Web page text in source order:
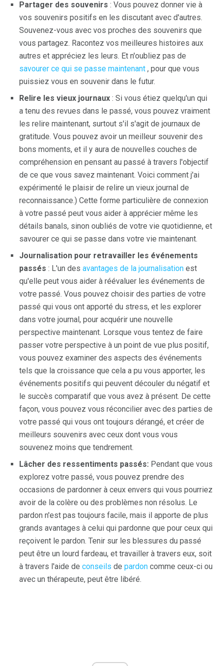
Partager des souvenirs : Vous pouvez donner vie à
vos souvenirs positifs en les discutant avec d'autres.
Souvenez-vous avec vos proches des souvenirs que
vous partagez. Racontez vos meilleures histoires aux
autres et appréciez les leurs. Et n'oubliez pas de
savourer ce qui se passe maintenant , pour que vous
puissiez vous en souvenir dans le futur.
Relire les vieux journaux : Si vous étiez quelqu'un qui
a tenu des revues dans le passé, vous pouvez vraiment
les relire maintenant, surtout s'il s'agit de journaux de
gratitude. Vous pouvez avoir un meilleur souvenir des
bons moments, et il y aura de nouvelles couches de
compréhension en pensant au passé à travers l'objectif
de ce que vous savez maintenant. Voici comment j'ai
expérimenté le plaisir de relire un vieux journal de
reconnaissance.) Cette forme particulière de connexion
à votre passé peut vous aider à apprécier même les
détails banals, sinon oubliés de votre vie quotidienne, et
savourer ce qui se passe dans votre vie maintenant.
Journalisation pour retravailler les événements
passés : L'un des avantages de la journalisation est
qu'elle peut vous aider à réévaluer les événements de
votre passé. Vous pouvez choisir des parties de votre
passé qui vous ont apporté du stress, et les explorer
dans votre journal, pour acquérir une nouvelle
perspective maintenant. Lorsque vous tentez de faire
passer votre perspective à un point de vue plus positif,
vous pouvez examiner des aspects des événements
tels que la croissance que cela a pu vous apporter, les
événements positifs qui peuvent découler du négatif et
le succès comparatif que vous avez à présent. De cette
façon, vous pouvez vous réconcilier avec des parties de
votre passé qui vous ont toujours dérangé, et créer de
meilleurs souvenirs avec ceux dont vous vous
souvenez moins que tendrement.
Lâcher des ressentiments passés: Pendant que vous
explorez votre passé, vous pouvez prendre des
occasions de pardonner à ceux envers qui vous pourriez
avoir de la colère ou des problèmes non résolus. Le
pardon n'est pas toujours facile, mais il apporte de plus
grands avantages à celui qui pardonne que pour ceux qui
reçoivent le pardon. Tenir sur les blessures du passé
peut être un lourd fardeau, et travailler à travers eux, soit
à travers l'aide de conseils de pardon comme ceux-ci ou
avec un thérapeute, peut être libéré.